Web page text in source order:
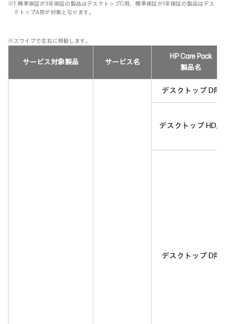
※1: 標準保証が3年保証の製品はデスクトップC用、標準保証が1年保証の製品はデス
クトップA用が対象となります。
※スワイプで左右に移動します。
サービス対象製品 サービス名
HP Care Pack
製品名
デスクトップ D用
デスクトップ HD用
デスクトップ D用